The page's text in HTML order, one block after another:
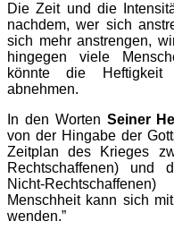
Die Zeit und die
nachdem, wer sich
sich mehr anstrengen,
hingegen viele
könnte die Heftigkeit
abnehmen.
In den Worten Seiner
von der Hingabe der
Zeitplan des Krieges
Rechtschaffenen) und
Nicht-
Menschheit kann sich
wenden.”